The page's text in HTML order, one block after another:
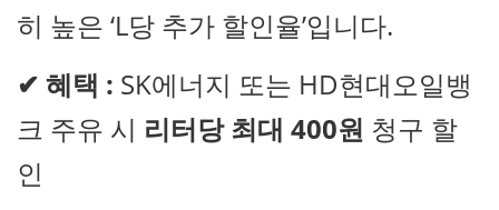
히 높은 ‘L당 추가 할인율’입니다.
✔ 혜택 : SK에너지 또는 HD현대오일뱅
크 주유 시 리터당 최대 400원 청구 할
인